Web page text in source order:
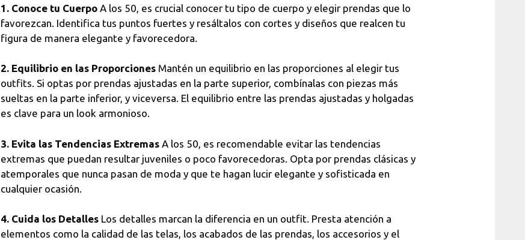
1. Conoce tu Cuerpo A los 50, es crucial conocer tu tipo de cuerpo y elegir prendas que lo
favorezcan. Identifica tus puntos fuertes y resáltalos con cortes y diseños que realcen tu
figura de manera elegante y favorecedora.
2. Equilibrio en las Proporciones Mantén un equilibrio en las proporciones al elegir tus
outfits. Si optas por prendas ajustadas en la parte superior, combínalas con piezas más
sueltas en la parte inferior, y viceversa. El equilibrio entre las prendas ajustadas y holgadas
es clave para un look armonioso.
3. Evita las Tendencias Extremas A los 50, es recomendable evitar las tendencias
extremas que puedan resultar juveniles o poco favorecedoras. Opta por prendas clásicas y
atemporales que nunca pasan de moda y que te hagan lucir elegante y sofisticada en
cualquier ocasión.
4. Cuida los Detalles Los detalles marcan la diferencia en un outfit. Presta atención a
elementos como la calidad de las telas, los acabados de las prendas, los accesorios y el